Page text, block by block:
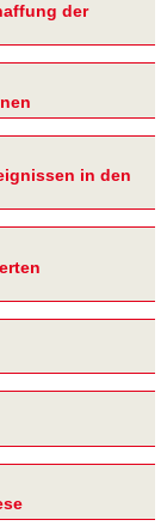
der
in den